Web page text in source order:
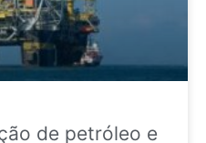
de petróleo e